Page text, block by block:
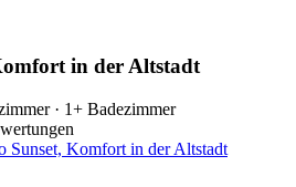
in der Altstadt
· 1+ Badezimmer
Sunset, Komfort in der Altstadt